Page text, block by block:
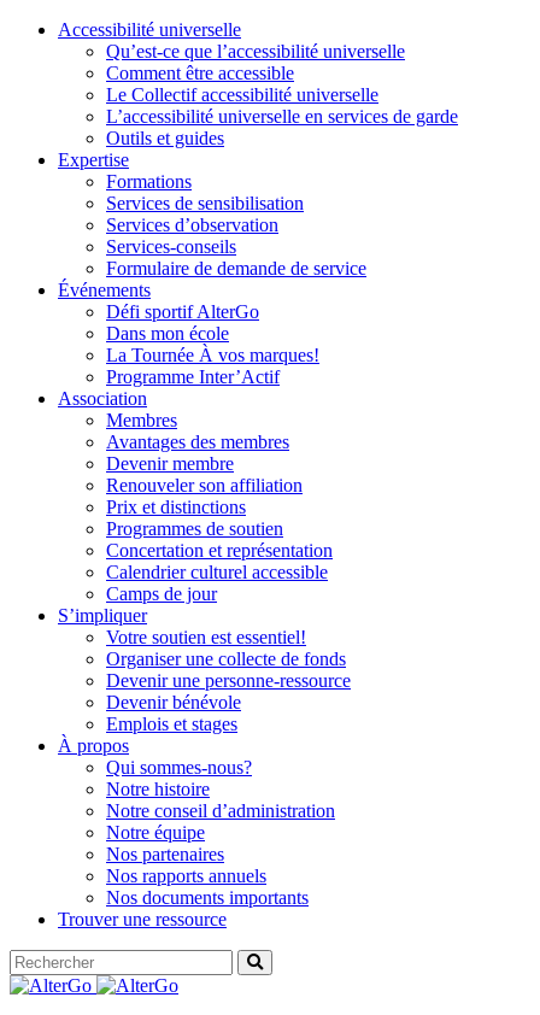
Accessibilité universelle
Qu’est-ce que l’accessibilité universelle
Comment être accessible
Le Collectif accessibilité universelle
L’accessibilité universelle en services de garde
Outils et guides
Expertise
Formations
Services de sensibilisation
Services d’observation
Services-conseils
Formulaire de demande de service
Événements
Défi sportif AlterGo
Dans mon école
La Tournée À vos marques!
Programme Inter’Actif
Association
Membres
Avantages des membres
Devenir membre
Renouveler son affiliation
Prix et distinctions
Programmes de soutien
Concertation et représentation
Calendrier culturel accessible
Camps de jour
S’impliquer
Votre soutien est essentiel!
Organiser une collecte de fonds
Devenir une personne-ressource
Devenir bénévole
Emplois et stages
À propos
Qui sommes-nous?
Notre histoire
Notre conseil d’administration
Notre équipe
Nos partenaires
Nos rapports annuels
Nos documents importants
Trouver une ressource